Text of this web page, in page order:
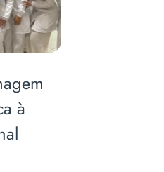
de
a influenza